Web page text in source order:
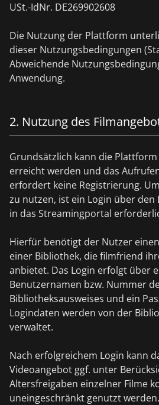
USt.-IdNr. DE269902608
Die Nutzung der Plattform
dieser Nutzungsbedingungen
Abweichende
Anwendung.
2. Nutzung des
Grundsätzlich kann die
erreicht werden und das
erfordert keine Registrierung.
zu nutzen, ist ein Login über den
in das Streamingportal
Hierfür benötigt der Nutzer
einer Bibliothek, die filmfriend
anbietet. Das Login erfolgt über
Benutzernamen bzw. Nummer
Bibliotheksausweises und ein
Logindaten werden von der
verwaltet.
Nach erfolgreichem Login kann
Videoangebot ggf. unter
Altersfreigaben einzelner Filme
uneingeschränkt genutzt werden.